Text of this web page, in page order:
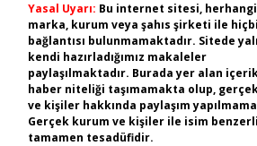
Yasal Uyarı: Bu internet sitesi,
marka, kurum veya şahıs şirketi ile
bağlantısı bulunmamaktadır. Sitede
kendi hazırladığımız makaleler
paylaşılmaktadır. Burada yer alan
haber niteliği taşımamakta olup,
ve kişiler hakkında paylaşım
Gerçek kurum ve kişiler ile isim
tamamen tesadüfidir.